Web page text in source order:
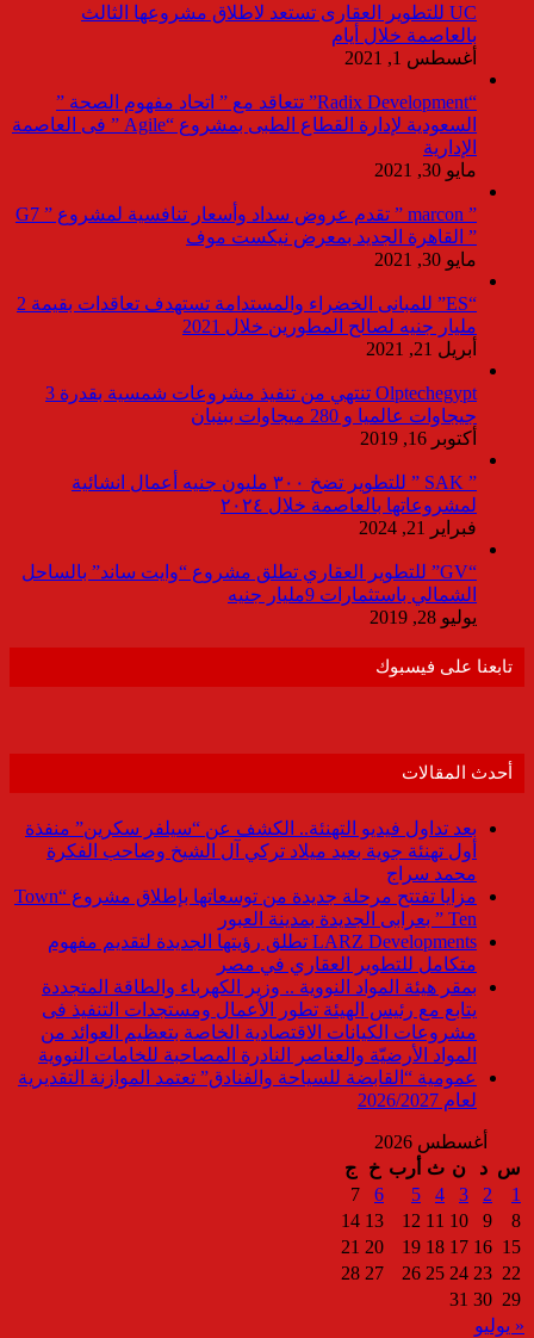
UC للتطوير العقارى تستعد لاطلاق مشروعها الثالث
بالعاصمة خلال أيام
أغسطس 1, 2021
“Radix Development” تتعاقد مع ” اتحاد مفهوم الصحة ”
السعودية لإدارة القطاع الطبى بمشروع “Agile ” فى العاصمة
الإدارية
مايو 30, 2021
” marcon ” تقدم عروض سداد وأسعار تنافسية لمشروع ” G7
” القاهرة الجديد بمعرض نيكست موف
مايو 30, 2021
“ES” للمبانى الخضراء والمستدامة تستهدف تعاقدات بقيمة 2
مليار جنيه لصالح المطورين خلال 2021
أبريل 21, 2021
Olptechegypt تنتهي من تنفيذ مشروعات شمسية بقدرة 3
جيجاوات عالميا و 280 ميجاوات ببنبان
أكتوبر 16, 2019
” SAK ” للتطوير تضخ ٣٠٠ مليون جنيه أعمال انشائية
لمشروعاتها بالعاصمة خلال ٢٠٢٤
فبراير 21, 2024
“GV” للتطوير العقاري تطلق مشروع “وايت ساند” بالساحل
الشمالي باستثمارات 9مليار جنيه
يوليو 28, 2019
تابعنا على فيسبوك
أحدث المقالات
بعد تداول فيديو التهنئة.. الكشف عن “سيلفر سكرين” منفذة
أول تهنئة جوية بعيد ميلاد تركي آل الشيخ وصاحب الفكرة
محمد سراج
مزايا تفتتح مرحلة جديدة من توسعاتها بإطلاق مشروع “Town
Ten ” بعرابى الجديدة بمدينة العبور
LARZ Developments تطلق رؤيتها الجديدة لتقديم مفهوم
متكامل للتطوير العقاري في مصر
بمقر هيئة المواد النووية .. وزير الكهرباء والطاقة المتجددة
يتابع مع رئيس الهيئة تطور الأعمال ومستجدات التنفيذ فى
مشروعات الكيانات الاقتصادية الخاصة بتعظيم العوائد من
المواد الأرضيّة والعناصر النادرة المصاحبة للخامات النووية
عمومية “القابضة للسياحة والفنادق” تعتمد الموازنة التقديرية
لعام 2026/2027
أغسطس 2026
س د ن ث أرب خ
ج
1
2
3
4
5
6
7
8
9
10
11
12
13
14
15
16
17
18
19
20
21
22
23
24
25
26
27
28
29
30
31
« يوليو